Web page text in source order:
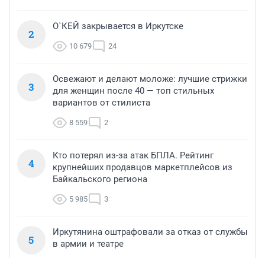
2
О`КЕЙ закрывается в Иркутске
10 679 24
3
Освежают и делают моложе: лучшие стрижки
для женщин после 40 — топ стильных
вариантов от стилиста
8 559 2
4
Кто потерял из-за атак БПЛА. Рейтинг
крупнейших продавцов маркетплейсов из
Байкальского региона
5 985 3
5
Иркутянина оштрафовали за отказ от службы
в армии и театре